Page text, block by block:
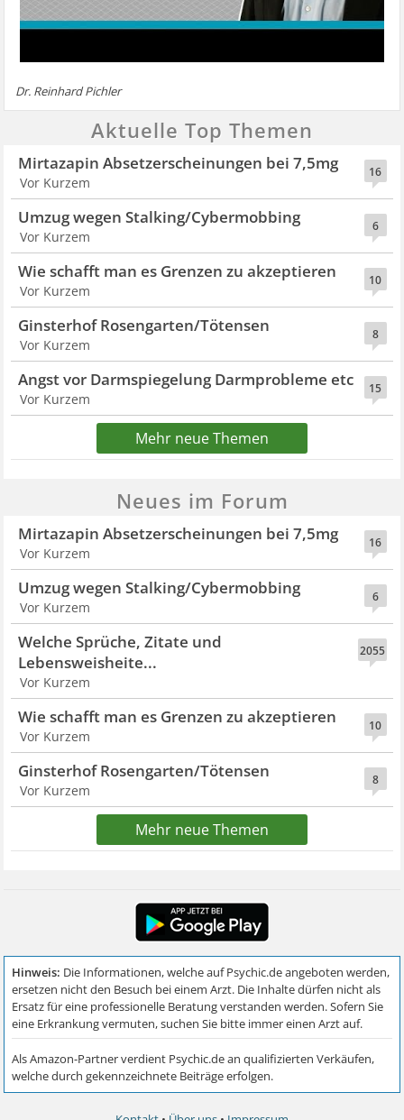
Dr. Reinhard Pichler
Aktuelle Top Themen
16
Mirtazapin Absetzerscheinungen bei 7,5mg
Vor Kurzem
6
Umzug wegen Stalking/Cybermobbing
Vor Kurzem
10
Wie schafft man es Grenzen zu akzeptieren
Vor Kurzem
8
Ginsterhof Rosengarten/Tötensen
Vor Kurzem
15
Angst vor Darmspiegelung Darmprobleme etc
Vor Kurzem
Mehr neue Themen
Neues im Forum
16
Mirtazapin Absetzerscheinungen bei 7,5mg
Vor Kurzem
6
Umzug wegen Stalking/Cybermobbing
Vor Kurzem
2055
Welche Sprüche, Zitate und
Lebensweisheite...
Vor Kurzem
10
Wie schafft man es Grenzen zu akzeptieren
Vor Kurzem
8
Ginsterhof Rosengarten/Tötensen
Vor Kurzem
Mehr neue Themen